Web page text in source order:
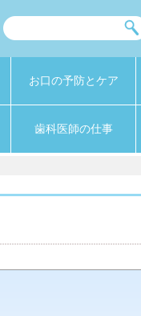
お口の予防とケア
歯科医師の仕事